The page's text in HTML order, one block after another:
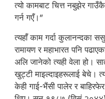
त्यो कामबाट चित्त नबुझेर
गर्न गएँ।”
त्यहाँ काम गर्दा कुलानन्दका
रामायण र महाभारत पनि
अलि जानेको त्यही वेला हो।
खुट्टी माइल्दाइहरूलाई बेचे।
केही गाई-भैंसी पालेर र